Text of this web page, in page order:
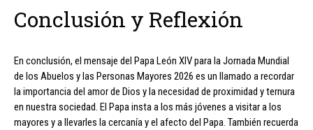
Conclusión y Reflexión
En conclusión, el mensaje del Papa León XIV para la Jornada Mundial
de los Abuelos y las Personas Mayores 2026 es un llamado a recordar
la importancia del amor de Dios y la necesidad de proximidad y ternura
en nuestra sociedad. El Papa insta a los más jóvenes a visitar a los
mayores y a llevarles la cercanía y el afecto del Papa. También recuerda